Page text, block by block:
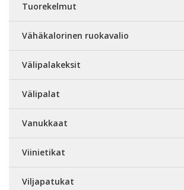
Tuorekelmut
Vähäkalorinen ruokavalio
Välipalakeksit
Välipalat
Vanukkaat
Viinietikat
Viljapatukat